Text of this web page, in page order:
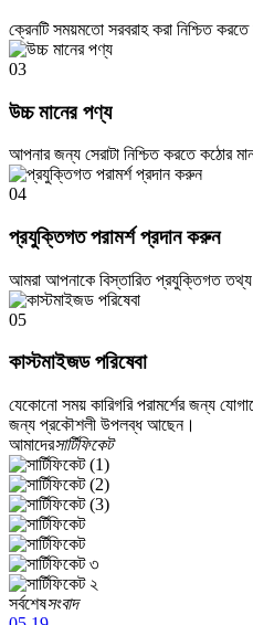
ক্রেনটি সময়মতো সরবরাহ করা নিশ্চিত
03
উচ্চ মানের পণ্য
আপনার জন্য সেরাটা নিশ্চিত করতে কঠোর
04
প্রযুক্তিগত পরামর্শ প্রদান করুন
আমরা আপনাকে বিস্তারিত প্রযুক্তিগত
05
কাস্টমাইজড পরিষেবা
যেকোনো সময় কারিগরি পরামর্শের জন্য
জন্য প্রকৌশলী উপলব্ধ আছেন।
আমাদেরসার্টিফিকেট
সর্বশেষসংবাদ